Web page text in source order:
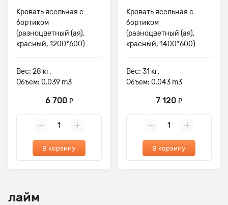
Кровать ясельная с
бортиком
(разноцветный (ая),
красный, 1200*600)
Вес: 28 кг,
Объем: 0.039 m3
6 700 ₽
В корзину
Кровать ясельная с
бортиком
(разноцветный (ая),
красный, 1400*600)
Вес: 31 кг,
Объем: 0.043 m3
7 120 ₽
В корзину
лайм